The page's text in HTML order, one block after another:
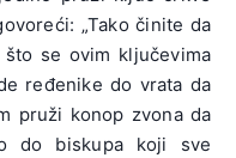
„Tako činite da
se ovim ključevima
ređenike do vrata da
pruži konop zvona da
do biskupa koji sve